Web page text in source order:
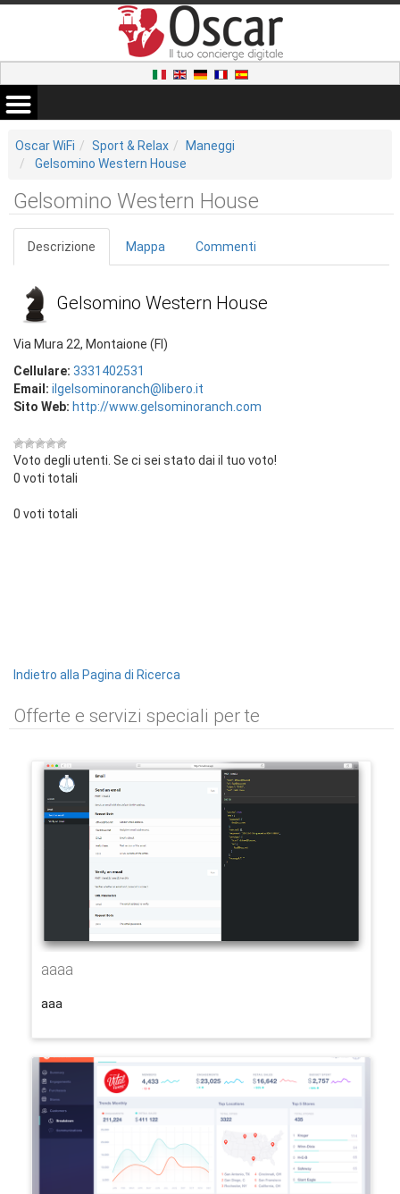
Oscar WiFi Sport & Relax
Maneggi
Gelsomino Western House
Gelsomino Western House
Descrizione Mappa Commenti
Gelsomino Western House
Via Mura 22, Montaione (FI)
Cellulare: 3331402531
Email: ilgelsominoranch@libero.it
Sito Web: http://www.gelsominoranch.com
Voto degli utenti. Se ci sei stato dai il tuo voto!
0 voti totali
0 voti totali
Indietro alla Pagina di Ricerca
Offerte e servizi speciali per te
aaaa
aaa